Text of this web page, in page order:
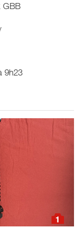
GBB
9h23
1